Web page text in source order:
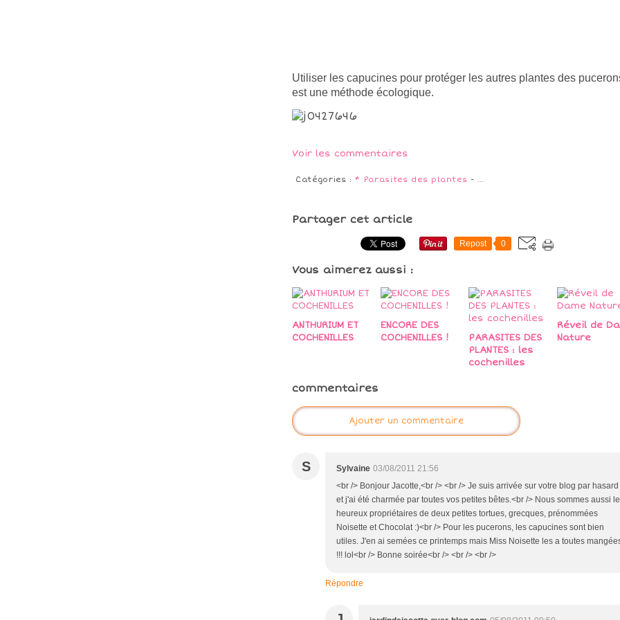
Utiliser les capucines pour protéger les autres plantes des
est une méthode écologique.
Voir les commentaires
Catégories :* Parasites des plantes - …
Partager cet article
Repost 0
Vous aimerez aussi :
ANTHURIUM ET
COCHENILLES
ENCORE DES
COCHENILLES !
PARASITES DES
PLANTES : les
cochenilles
Réveil de
Nature
commentaires
Ajouter un commentaire
S Sylvaine 03/08/2011 21:56
<br /> Bonjour Jacotte,<br /> <br /> Je suis arrivée sur votre blog par hasard
et j'ai été charmée par toutes vos petites bêtes.<br /> Nous sommes aussi
heureux propriétaires de deux petites tortues, grecques, prénommées
Noisette et Chocolat :)<br /> Pour les pucerons, les capucines sont bien
utiles. J'en ai semées ce printemps mais Miss Noisette les a toutes
!!! lol<br /> Bonne soirée<br /> <br /> <br />
Répondre